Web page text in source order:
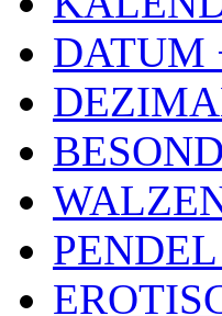
DATUM